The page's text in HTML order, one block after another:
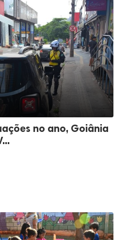
no ano, Goiânia